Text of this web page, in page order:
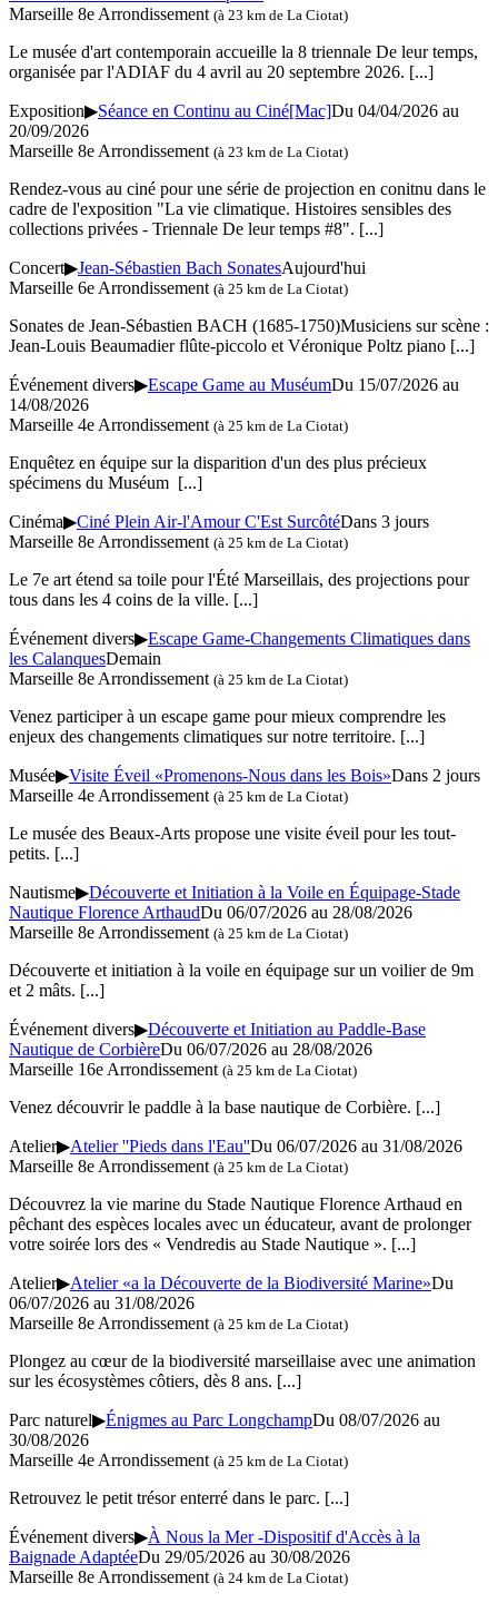
Marseille 8e Arrondissement (à 23 km de La Ciotat)
Le musée d'art contemporain accueille la 8 triennale De leur temps,
organisée par l'ADIAF du 4 avril au 20 septembre 2026. [...]
Exposition▶Séance en Continu au Ciné[Mac]Du 04/04/2026 au
20/09/2026
Marseille 8e Arrondissement (à 23 km de La Ciotat)
Rendez-vous au ciné pour une série de projection en conitnu dans le
cadre de l'exposition "La vie climatique. Histoires sensibles des
collections privées - Triennale De leur temps #8". [...]
Concert▶Jean-Sébastien Bach SonatesAujourd'hui
Marseille 6e Arrondissement (à 25 km de La Ciotat)
Sonates de Jean-Sébastien BACH (1685-1750)Musiciens sur scène :
Jean-Louis Beaumadier flûte-piccolo et Véronique Poltz piano [...]
Événement divers▶Escape Game au MuséumDu 15/07/2026 au
14/08/2026
Marseille 4e Arrondissement (à 25 km de La Ciotat)
Enquêtez en équipe sur la disparition d'un des plus précieux
spécimens du Muséum [...]
Cinéma▶Ciné Plein Air-l'Amour C'Est SurcôtéDans 3 jours
Marseille 8e Arrondissement (à 25 km de La Ciotat)
Le 7e art étend sa toile pour l'Été Marseillais, des projections pour
tous dans les 4 coins de la ville. [...]
Événement divers▶Escape Game-Changements Climatiques dans
les CalanquesDemain
Marseille 8e Arrondissement (à 25 km de La Ciotat)
Venez participer à un escape game pour mieux comprendre les
enjeux des changements climatiques sur notre territoire. [...]
Musée▶Visite Éveil «Promenons-Nous dans les Bois»Dans 2 jours
Marseille 4e Arrondissement (à 25 km de La Ciotat)
Le musée des Beaux-Arts propose une visite éveil pour les tout-
petits. [...]
Nautisme▶Découverte et Initiation à la Voile en Équipage-Stade
Nautique Florence ArthaudDu 06/07/2026 au 28/08/2026
Marseille 8e Arrondissement (à 25 km de La Ciotat)
Découverte et initiation à la voile en équipage sur un voilier de 9m
et 2 mâts. [...]
Événement divers▶Découverte et Initiation au Paddle-Base
Nautique de CorbièreDu 06/07/2026 au 28/08/2026
Marseille 16e Arrondissement (à 25 km de La Ciotat)
Venez découvrir le paddle à la base nautique de Corbière. [...]
Atelier▶Atelier ''Pieds dans l'Eau''Du 06/07/2026 au 31/08/2026
Marseille 8e Arrondissement (à 25 km de La Ciotat)
Découvrez la vie marine du Stade Nautique Florence Arthaud en
pêchant des espèces locales avec un éducateur, avant de prolonger
votre soirée lors des « Vendredis au Stade Nautique ». [...]
Atelier▶Atelier «a la Découverte de la Biodiversité Marine»Du
06/07/2026 au 31/08/2026
Marseille 8e Arrondissement (à 25 km de La Ciotat)
Plongez au cœur de la biodiversité marseillaise avec une animation
sur les écosystèmes côtiers, dès 8 ans. [...]
Parc naturel▶Énigmes au Parc LongchampDu 08/07/2026 au
30/08/2026
Marseille 4e Arrondissement (à 25 km de La Ciotat)
Retrouvez le petit trésor enterré dans le parc. [...]
Événement divers▶À Nous la Mer -Dispositif d'Accès à la
Baignade AdaptéeDu 29/05/2026 au 30/08/2026
Marseille 8e Arrondissement (à 24 km de La Ciotat)